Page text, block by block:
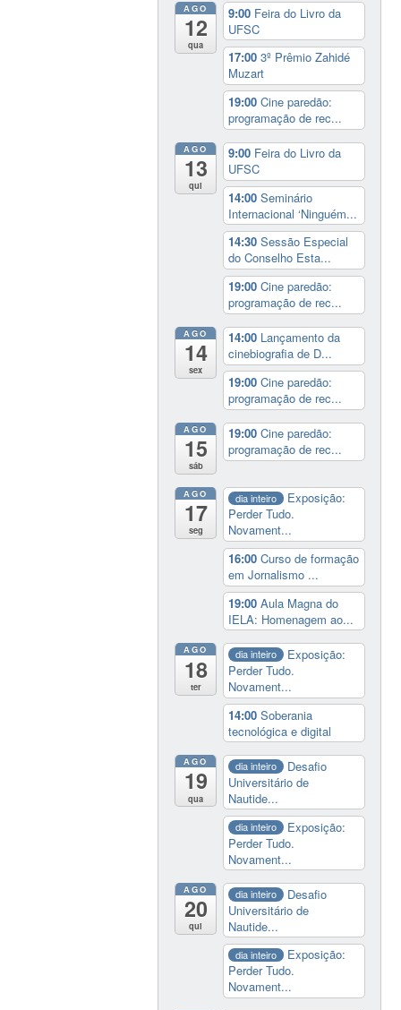
AGO
12
qua
9:00 Feira do Livro da
UFSC
17:003º Prêmio Zahidé
Muzart
19:00Cine paredão:
programação de rec...
AGO
13
qui
9:00 Feira do Livro da
UFSC
14:00Seminário
Internacional ‘Ninguém...
14:30Sessão Especial
do Conselho Esta...
19:00Cine paredão:
programação de rec...
AGO
14
sex
14:00 Lançamento da
cinebiografia de D...
19:00Cine paredão:
programação de rec...
AGO
15
sáb
19:00Cine paredão:
programação de rec...
AGO
17
seg
dia inteiro
Exposição:
Perder Tudo.
Novament...
16:00Curso de formação
em Jornalismo ...
19:00Aula Magna do
IELA: Homenagem ao...
AGO
18
ter
dia inteiro
Exposição:
Perder Tudo.
Novament...
14:00Soberania
tecnológica e digital
AGO
19
qua
dia inteiro
Desafio
Universitário de
Nautide...
dia inteiro
Exposição:
Perder Tudo.
Novament...
AGO
20
qui
dia inteiro
Desafio
Universitário de
Nautide...
dia inteiro
Exposição:
Perder Tudo.
Novament...